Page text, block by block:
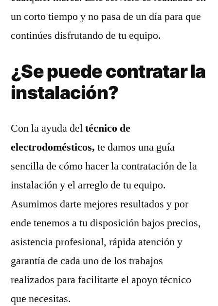
un corto tiempo y no pasa de un día para que
continúes disfrutando de tu equipo.
¿Se puede contratar la
instalación?
Con la ayuda deltécnico de
electrodomésticos, te damos una guía
sencilla de cómo hacer la contratación de la
instalación y el arreglo de tu equipo.
Asumimos darte mejores resultados y por
ende tenemos a tu disposición bajos precios,
asistencia profesional, rápida atención y
garantía de cada uno de los trabajos
realizados para facilitarte el apoyo técnico
que necesitas.